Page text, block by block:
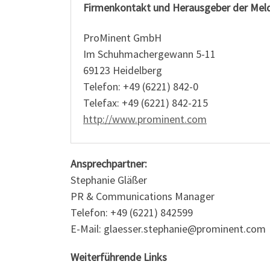
Firmenkontakt und Herausgeber der
ProMinent GmbH
Im Schuhmachergewann 5-11
69123 Heidelberg
Telefon: +49 (6221) 842-0
Telefax: +49 (6221) 842-215
http://www.prominent.com
Ansprechpartner:
Stephanie Gläßer
PR & Communications Manager
Telefon: +49 (6221) 842599
E-Mail: glaesser.stephanie@prominent.com
Weiterführende Links